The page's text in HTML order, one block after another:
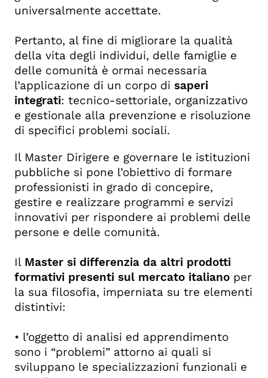
universalmente accettate.
Pertanto, al fine di migliorare la qualità
della vita degli individui, delle famiglie e
delle comunità è ormai necessaria
l’applicazione di un corpo di saperi
integrati: tecnico-settoriale, organizzativo
e gestionale alla prevenzione e risoluzione
di specifici problemi sociali.
Il Master Dirigere e governare le istituzioni
pubbliche si pone l’obiettivo di formare
professionisti in grado di concepire,
gestire e realizzare programmi e servizi
innovativi per rispondere ai problemi delle
persone e delle comunità.
Il Master si differenzia da altri prodotti
formativi presenti sul mercato italiano per
la sua filosofia, imperniata su tre elementi
distintivi:
• l’oggetto di analisi ed apprendimento
sono i “problemi” attorno ai quali si
sviluppano le specializzazioni funzionali e